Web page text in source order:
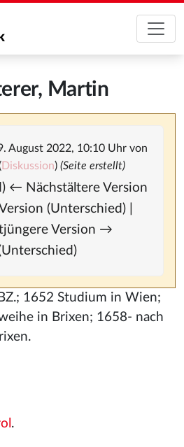
Martin
August 2022, 10:10 Uhr von
Diskussion) (Seite erstellt)
← Nächstältere Version
(Unterschied) |
Version →
1652 Studium in Wien;
in Brixen; 1658- nach
.